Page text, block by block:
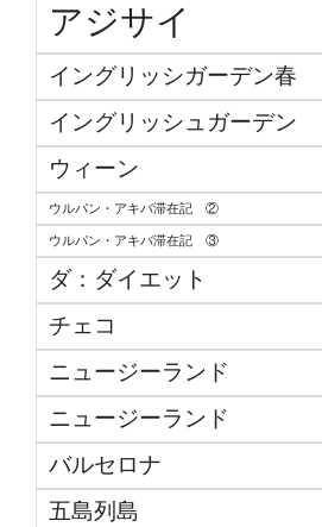
アジサイ
イングリッシガーデン春
イングリッシュガーデン
ウィーン
ウルパン・アキバ滞在記 ②
ウルパン・アキバ滞在記 ③
ダ：ダイエット
チェコ
ニュージーランド
ニュージーランド
バルセロナ
五島列島